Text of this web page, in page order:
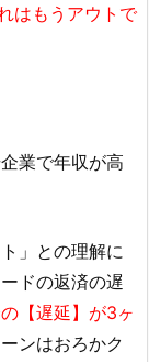
はもうアウトで
業で年収が高
」との理解に
ドの返済の遅
【遅延】が3ヶ
ンはおろかク